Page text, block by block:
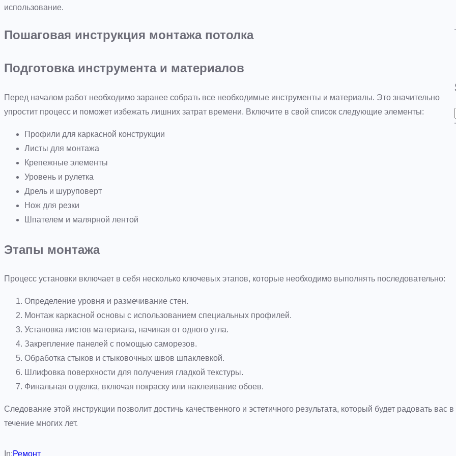
использование.
Пошаговая инструкция монтажа потолка
Подготовка инструмента и материалов
Перед началом работ необходимо заранее собрать все необходимые инструменты и материалы. Это значительно
упростит процесс и поможет избежать лишних затрат времени. Включите в свой список следующие элементы:
Профили для каркасной конструкции
Листы для монтажа
Крепежные элементы
Уровень и рулетка
Дрель и шуруповерт
Нож для резки
Шпателем и малярной лентой
Этапы монтажа
Процесс установки включает в себя несколько ключевых этапов, которые необходимо выполнять последовательно:
Определение уровня и размечивание стен.
Монтаж каркасной основы с использованием специальных профилей.
Установка листов материала, начиная от одного угла.
Закрепление панелей с помощью саморезов.
Обработка стыков и стыковочных швов шпаклевкой.
Шлифовка поверхности для получения гладкой текстуры.
Финальная отделка, включая покраску или наклеивание обоев.
Следование этой инструкции позволит достичь качественного и эстетичного результата, который будет радовать вас в
течение многих лет.
In:Ремонт